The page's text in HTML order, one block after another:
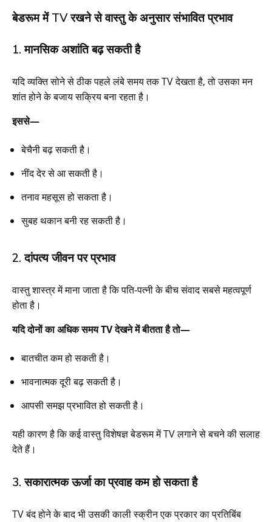
बेडरूम में TV रखने से वास्तु के अनुसार संभावित प्रभाव
1. मानसिक अशांति बढ़ सकती है
यदि व्यक्ति सोने से ठीक पहले लंबे समय तक TV देखता है, तो उसका मन
शांत होने के बजाय सक्रिय बना रहता है।
इससे—
बेचैनी बढ़ सकती है।
नींद देर से आ सकती है।
तनाव महसूस हो सकता है।
सुबह थकान बनी रह सकती है।
2. दांपत्य जीवन पर प्रभाव
वास्तु शास्त्र में माना जाता है कि पति-पत्नी के बीच संवाद सबसे महत्वपूर्ण
होता है।
यदि दोनों का अधिक समय TV देखने में बीतता है तो—
बातचीत कम हो सकती है।
भावनात्मक दूरी बढ़ सकती है।
आपसी समझ प्रभावित हो सकती है।
यही कारण है कि कई वास्तु विशेषज्ञ बेडरूम में TV लगाने से बचने की सलाह
देते हैं।
3. सकारात्मक ऊर्जा का प्रवाह कम हो सकता है
TV बंद होने के बाद भी उसकी काली स्क्रीन एक प्रकार का प्रतिबिंब